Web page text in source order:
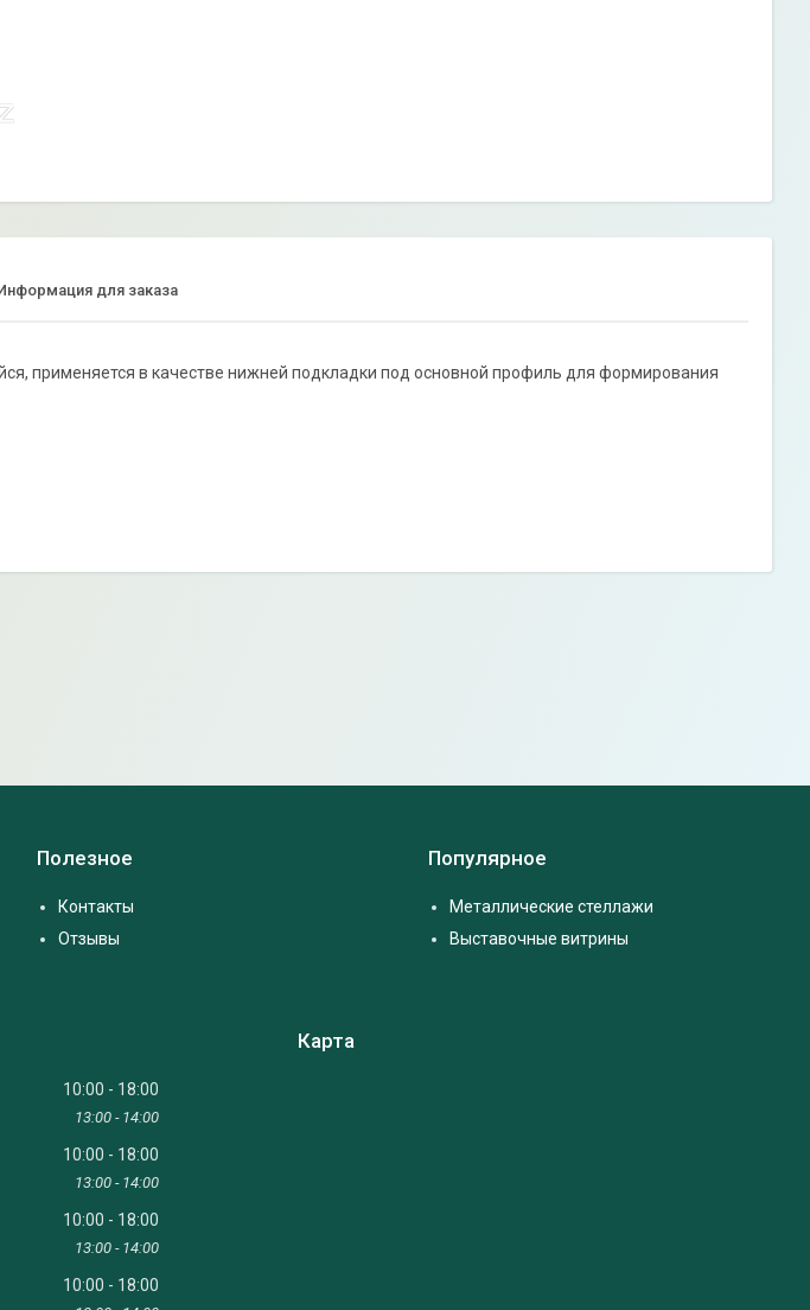
для заказа
применяется в качестве нижней подкладки под основной профиль для формирования
Полезное
Контакты
Отзывы
Популярное
Металлические стеллажи
Выставочные витрины
10:00 18:00
13:00 14:00
10:00 18:00
13:00 14:00
10:00 18:00
13:00 14:00
10:00 18:00
Карта